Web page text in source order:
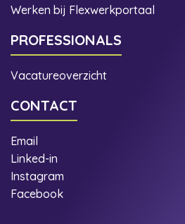
Werken bij Flexwerkportaal
PROFESSIONALS
Vacatureoverzicht
CONTACT
Email
Linked-in
Instagram
Facebook